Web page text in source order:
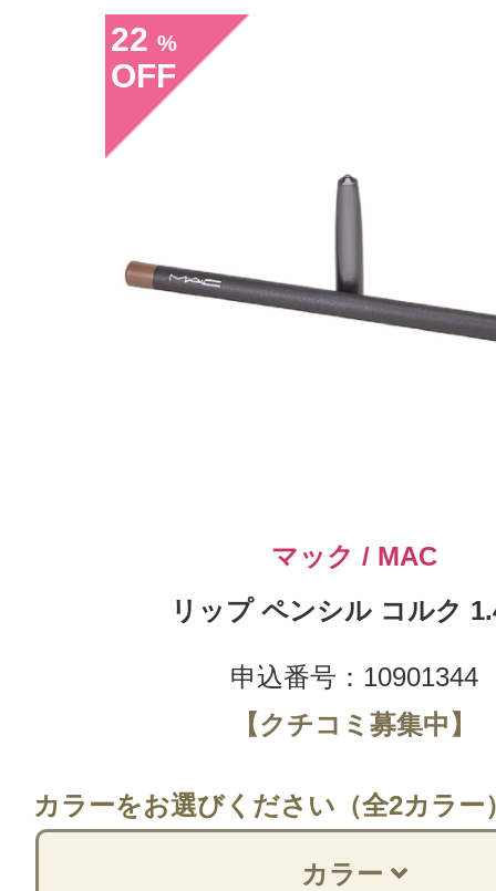
22 %
OFF
マック / MAC
リップ ペンシル コルク
申込番号：10901344
【クチコミ募集中】
カラーをお選びください（全2カラー
カラー